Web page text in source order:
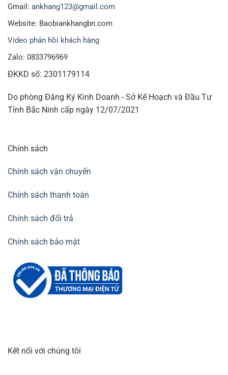
Gmail: ankhang123@gmail.com
Website: Baobiankhangbn.com
Video phản hồi khách hàng
Zalo: 0833796969
ĐKKD số: 2301179114
Do phòng Đăng Ký Kinh Doanh - Sở Kế Hoạch và Đầu Tư
Tỉnh Bắc Ninh cấp ngày 12/07/2021
Chính sách
Chính sách vận chuyển
Chính sách thanh toán
Chính sách đổi trả
Chính sách bảo mật
Kết nối với chúng tôi